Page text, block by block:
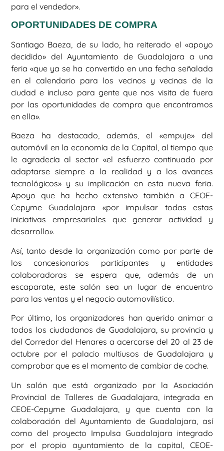
para el vendedor».
OPORTUNIDADES DE COMPRA
Santiago Baeza, de su lado, ha reiterado el «apoyo
decidido» del Ayuntamiento de Guadalajara a una
feria «que ya se ha convertido en una fecha señalada
en el calendario para los vecinos y vecinas de la
ciudad e incluso para gente que nos visita de fuera
por las oportunidades de compra que encontramos
en ella».
Baeza ha destacado, además, el «empuje» del
automóvil en la economía de la Capital, al tiempo que
le agradecía al sector «el esfuerzo continuado por
adaptarse siempre a la realidad y a los avances
tecnológicos» y su implicación en esta nueva feria.
Apoyo que ha hecho extensivo también a CEOE-
Cepyme Guadalajara «por impulsar todas estas
iniciativas empresariales que generar actividad y
desarrollo».
Así, tanto desde la organización como por parte de
los concesionarios participantes y entidades
colaboradoras se espera que, además de un
escaparate, este salón sea un lugar de encuentro
para las ventas y el negocio automovilístico.
Por último, los organizadores han querido animar a
todos los ciudadanos de Guadalajara, su provincia y
del Corredor del Henares a acercarse del 20 al 23 de
octubre por el palacio multiusos de Guadalajara y
comprobar que es el momento de cambiar de coche.
Un salón que está organizado por la Asociación
Provincial de Talleres de Guadalajara, integrada en
CEOE-Cepyme Guadalajara, y que cuenta con la
colaboración del Ayuntamiento de Guadalajara, así
como del proyecto Impulsa Guadalajara integrado
por el propio ayuntamiento de la capital, CEOE-